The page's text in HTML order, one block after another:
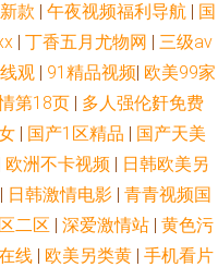
款 | 午夜视频福利导航 | 国
| 丁香五月尤物网 | 三级av
观 | 91精品视频| 欧美99家
第18页 | 多人强伦姧免费
| 国产1区精品 | 国产天美
欧洲不卡视频 | 日韩欧美另
| 日韩激情电影 | 青青视频国
二区 | 深爱激情站 | 黄色污
线 | 欧美另类黄 | 手机看片